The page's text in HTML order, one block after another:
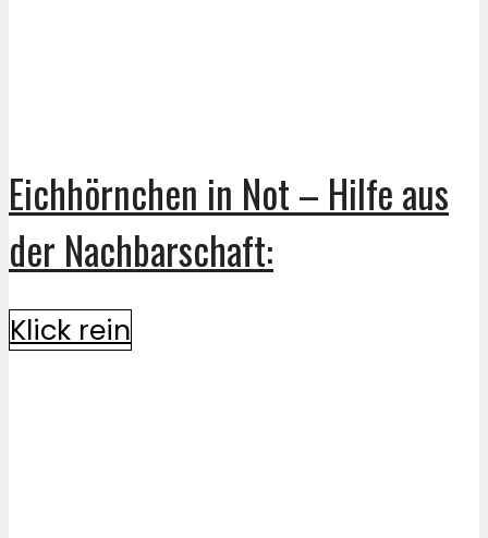
Eichhörnchen in Not – Hilfe aus
der Nachbarschaft:
Klick rein